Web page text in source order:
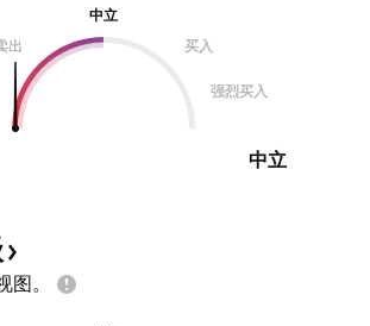
中立
出
买入
强烈买入
中立
。